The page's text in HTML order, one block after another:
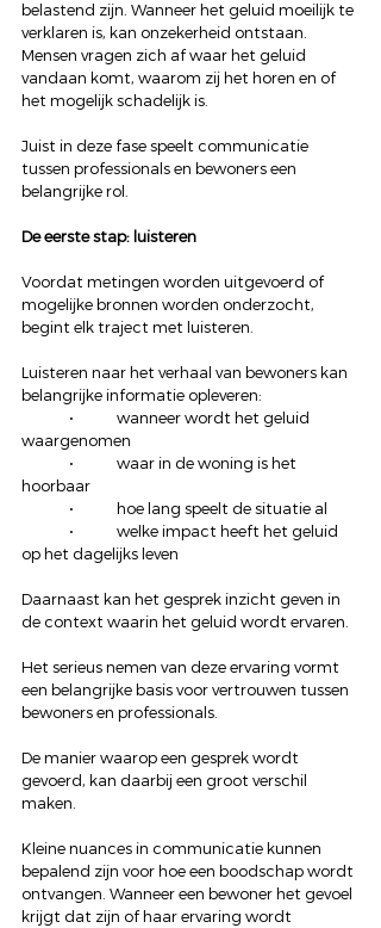
belastend zijn. Wanneer het geluid moeilijk te
verklaren is, kan onzekerheid ontstaan.
Mensen vragen zich af waar het geluid
vandaan komt, waarom zij het horen en of
het mogelijk schadelijk is.
Juist in deze fase speelt communicatie
tussen professionals en bewoners een
belangrijke rol.
De eerste stap: luisteren
Voordat metingen worden uitgevoerd of
mogelijke bronnen worden onderzocht,
begint elk traject met luisteren.
Luisteren naar het verhaal van bewoners kan
belangrijke informatie opleveren:
waargenomen
hoorbaar
	•	hoe lang speelt de situatie al
op het dagelijks leven
Daarnaast kan het gesprek inzicht geven in
de context waarin het geluid wordt ervaren.
Het serieus nemen van deze ervaring vormt
een belangrijke basis voor vertrouwen tussen
bewoners en professionals.
De manier waarop een gesprek wordt
gevoerd, kan daarbij een groot verschil
maken.
Kleine nuances in communicatie kunnen
bepalend zijn voor hoe een boodschap wordt
ontvangen. Wanneer een bewoner het gevoel
krijgt dat zijn of haar ervaring wordt